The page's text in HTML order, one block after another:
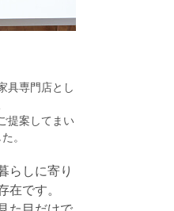
具専門店とし
提案してまい
。
らしに寄り
在です。